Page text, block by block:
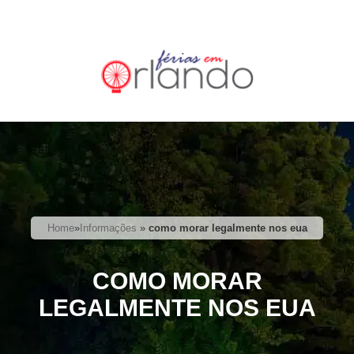
Home»Informações » como morar legalmente nos eua
COMO MORAR
LEGALMENTE NOS EUA